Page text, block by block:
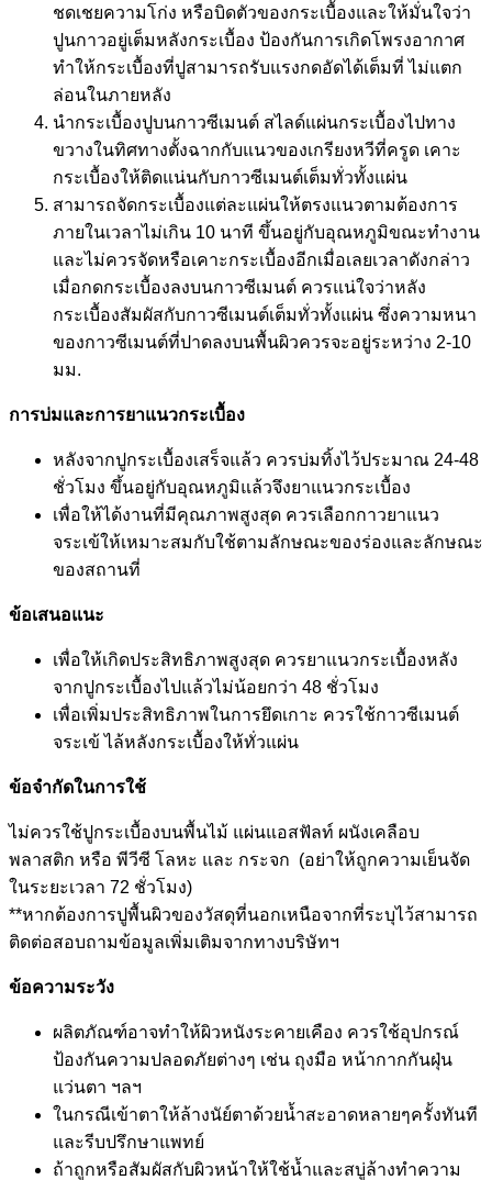
ชดเชยความโก่ง หรือบิดตัวของกระเบื้องและให้มั่นใจว่า
ปูนกาวอยู่เต็มหลังกระเบื้อง ป้องกันการเกิดโพรงอากาศ
ทำให้กระเบื้องที่ปูสามารถรับแรงกดอัดได้เต็มที่ ไม่แตก
ล่อนในภายหลัง
นำกระเบื้องปูบนกาวซีเมนต์ สไลด์แผ่นกระเบื้องไปทาง
ขวางในทิศทางตั้งฉากกับแนวของเกรียงหวีที่ครูด เคาะ
กระเบื้องให้ติดแน่นกับกาวซีเมนต์เต็มทั่วทั้งแผ่น
สามารถจัดกระเบื้องแต่ละแผ่นให้ตรงแนวตามต้องการ
ภายในเวลาไม่เกิน 10 นาที ขึ้นอยู่กับอุณหภูมิขณะทำงาน
และไม่ควรจัดหรือเคาะกระเบื้องอีกเมื่อเลยเวลาดังกล่าว
เมื่อกดกระเบื้องลงบนกาวซีเมนต์ ควรแน่ใจว่าหลัง
กระเบื้องสัมผัสกับกาวซีเมนต์เต็มทั่วทั้งแผ่น ซึ่งความหนา
ของกาวซีเมนต์ที่ปาดลงบนพื้นผิวควรจะอยู่ระหว่าง 2-10
มม.
การบ่มและการยาแนวกระเบื้อง
หลังจากปูกระเบื้องเสร็จแล้ว ควรบ่มทิ้งไว้ประมาณ 24-48
ชั่วโมง ขึ้นอยู่กับอุณหภูมิแล้วจึงยาแนวกระเบื้อง
เพื่อให้ได้งานที่มีคุณภาพสูงสุด ควรเลือกกาวยาแนว
จระเข้ให้เหมาะสมกับใช้ตามลักษณะของร่องและลักษณะ
ของสถานที่
ข้อเสนอแนะ
เพื่อให้เกิดประสิทธิภาพสูงสุด ควรยาแนวกระเบื้องหลัง
จากปูกระเบื้องไปแล้วไม่น้อยกว่า 48 ชั่วโมง
เพื่อเพิ่มประสิทธิภาพในการยึดเกาะ ควรใช้กาวซีเมนต์
จระเข้ ไล้หลังกระเบื้องให้ทั่วแผ่น
ข้อจำกัดในการใช้
ไม่ควรใช้ปูกระเบื้องบนพื้นไม้ แผ่นแอสฟัลท์ ผนังเคลือบ
พลาสติก หรือ พีวีซี โลหะ และ กระจก (อย่าให้ถูกความเย็นจัด
ในระยะเวลา 72 ชั่วโมง)
**หากต้องการปูพื้นผิวของวัสดุที่นอกเหนือจากที่ระบุไว้สามารถ
ติดต่อสอบถามข้อมูลเพิ่มเติมจากทางบริษัทฯ
ข้อความระวัง
ผลิตภัณฑ์อาจทำให้ผิวหนังระคายเคือง ควรใช้อุปกรณ์
ป้องกันความปลอดภัยต่างๆ เช่น ถุงมือ หน้ากากกันฝุ่น
แว่นตา ฯลฯ
ในกรณีเข้าตาให้ล้างนัย์ตาด้วยน้ำสะอาดหลายๆครั้งทันที
และรีบปรึกษาแพทย์
ถ้าถูกหรือสัมผัสกับผิวหน้าให้ใช้น้ำและสบู่ล้างทำความ